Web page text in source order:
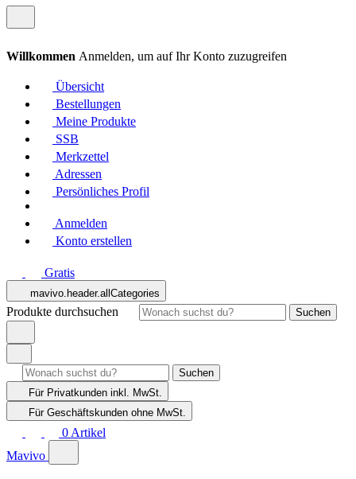
Willkommen Anmelden, um auf Ihr Konto zuzugreifen
Übersicht
Bestellungen
Meine Produkte
SSB
Merkzettel
Adressen
Persönliches Profil
Anmelden
Konto erstellen
Gratis
mavivo.header.allCategories
Produkte durchsuchen Suchen
Suchen
Für Privatkunden inkl. MwSt.
Für Geschäftskunden ohne MwSt.
0 Artikel
Mavivo